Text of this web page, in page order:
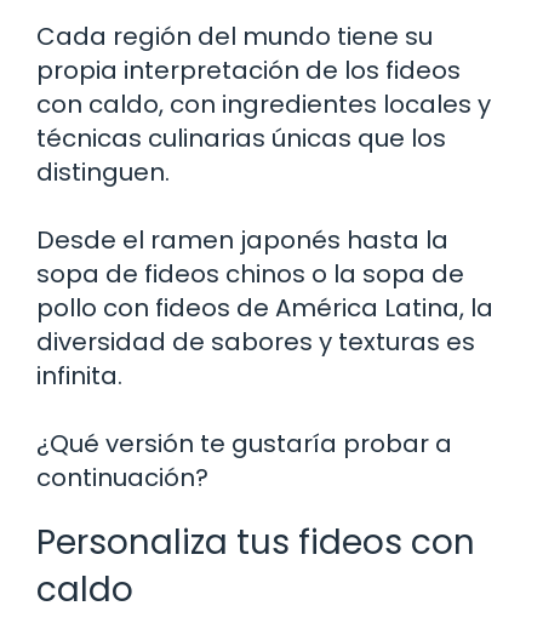
Cada región del mundo tiene su
propia interpretación de los fideos
con caldo, con ingredientes locales y
técnicas culinarias únicas que los
distinguen.
Desde el ramen japonés hasta la
sopa de fideos chinos o la sopa de
pollo con fideos de América Latina, la
diversidad de sabores y texturas es
infinita.
¿Qué versión te gustaría probar a
continuación?
Personaliza tus fideos con
caldo